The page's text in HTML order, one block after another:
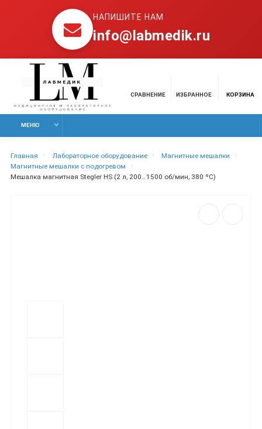
НАПИШИТЕ НАМ
info@labmedik.ru
СРАВНЕНИЕ ИЗБРАННОЕ КОРЗИНА
МЕНЮ
Главная Лабораторное оборудование
Магнитные мешалки
Магнитные мешалки с подогревом
Мешалка магнитная Stegler HS (2 л, 200…1500 об/мин, 380 ºC)